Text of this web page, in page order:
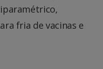
fria de vacinas e